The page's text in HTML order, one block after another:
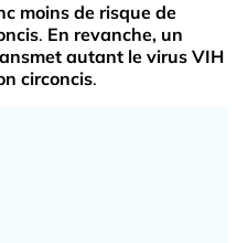
moins de risque de
. En revanche, un
autant le virus VIH
circoncis.